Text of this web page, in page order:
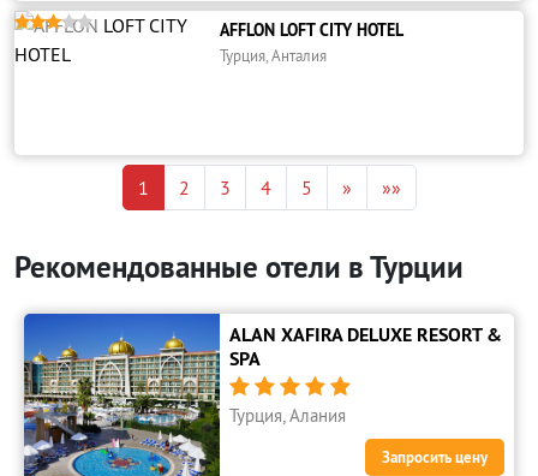
 AFFLON LOFT CITY HOTEL
Турция, Анталия
1 2 3 4 5 » »»
Рекомендованные отели в Турции
ALAN XAFIRA DELUXE RESORT &
SPA
    
Турция, Алания
Запросить цену